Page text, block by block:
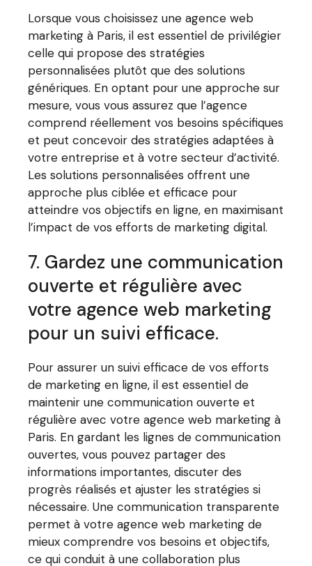
Lorsque vous choisissez une agence web
marketing à Paris, il est essentiel de privilégier
celle qui propose des stratégies
personnalisées plutôt que des solutions
génériques. En optant pour une approche sur
mesure, vous vous assurez que l’agence
comprend réellement vos besoins spécifiques
et peut concevoir des stratégies adaptées à
votre entreprise et à votre secteur d’activité.
Les solutions personnalisées offrent une
approche plus ciblée et efficace pour
atteindre vos objectifs en ligne, en maximisant
l’impact de vos efforts de marketing digital.
7. Gardez une communication
ouverte et régulière avec
votre agence web marketing
pour un suivi efficace.
Pour assurer un suivi efficace de vos efforts
de marketing en ligne, il est essentiel de
maintenir une communication ouverte et
régulière avec votre agence web marketing à
Paris. En gardant les lignes de communication
ouvertes, vous pouvez partager des
informations importantes, discuter des
progrès réalisés et ajuster les stratégies si
nécessaire. Une communication transparente
permet à votre agence web marketing de
mieux comprendre vos besoins et objectifs,
ce qui conduit à une collaboration plus